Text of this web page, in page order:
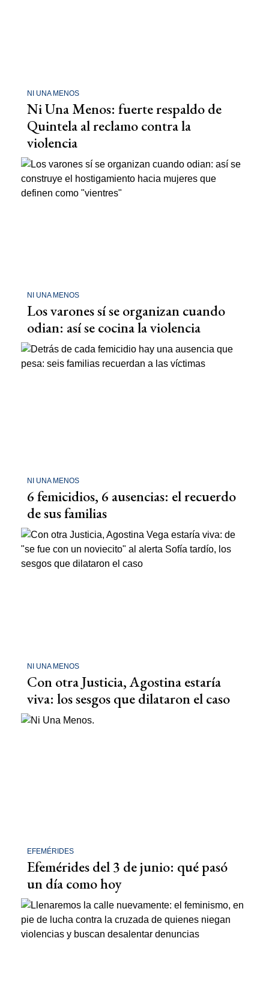
NI UNA MENOS
Ni Una Menos: fuerte respaldo de
Quintela al reclamo contra la
violencia
NI UNA MENOS
Los varones sí se organizan cuando
odian: así se cocina la violencia
NI UNA MENOS
6 femicidios, 6 ausencias: el recuerdo
de sus familias
NI UNA MENOS
Con otra Justicia, Agostina estaría
viva: los sesgos que dilataron el caso
EFEMÉRIDES
Efemérides del 3 de junio: qué pasó
un día como hoy